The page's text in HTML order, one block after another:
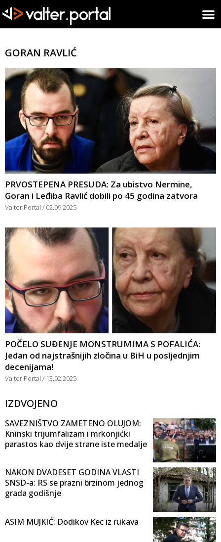
GORAN RAVLIĆ
PRVOSTEPENA PRESUDA: Za ubistvo Nermine,
Goran i Leđiba Ravlić dobili po 45 godina zatvora
Valter Portal 02.09.2025
POČELO SUĐENJE MONSTRUMIMA S POFALIĆA:
Jedan od najstrašnijih zločina u BiH u posljednjim
decenijama!
Valter Portal 13.02.2025
IZDVOJENO
SAVEZNIŠTVO ZAMETENO OLUJOM:
Kninski trijumfalizam i mrkonjićki
parastos kao dvije strane iste medalje
NAKON DVADESET GODINA VLASTI
SNSD-a: RS se prazni brzinom jednog
grada godišnje
ASIM MUJKIĆ: Dodikov Kec iz rukava